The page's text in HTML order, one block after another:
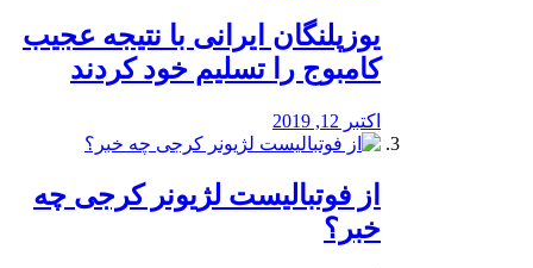
یوزپلنگان ایرانی با نتیجه عجیب
کامبوج را تسلیم خود کردند
اکتبر 12, 2019
از فوتبالیست لژیونر کرجی چه
خبر؟